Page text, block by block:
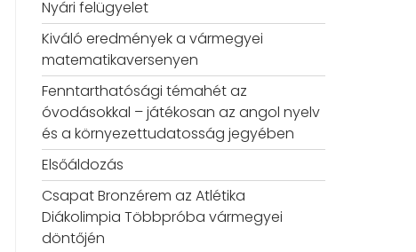
Nyári felügyelet
Kiváló eredmények a vármegyei
matematikaversenyen
Fenntarthatósági témahét az
óvodásokkal – játékosan az angol nyelv
és a környezettudatosság jegyében
Elsőáldozás
Csapat Bronzérem az Atlétika
Diákolimpia Többpróba vármegyei
döntőjén